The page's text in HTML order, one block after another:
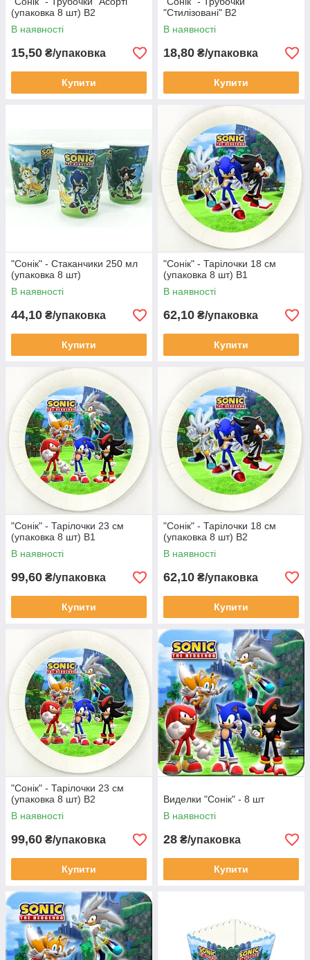
(упаковка 8 шт) В2
В наявності
15,50 ₴/упаковка
Купити
"Стилізовані" В2
В наявності
18,80 ₴/упаковка
Купити
"Сонік" - Стаканчики 250 мл
(упаковка 8 шт)
В наявності
44,10 ₴/упаковка
Купити
"Сонік" - Тарілочки 18 см
(упаковка 8 шт) В1
В наявності
62,10 ₴/упаковка
Купити
"Сонік" - Тарілочки 23 см
(упаковка 8 шт) В1
В наявності
99,60 ₴/упаковка
Купити
"Сонік" - Тарілочки 18 см
(упаковка 8 шт) В2
В наявності
62,10 ₴/упаковка
Купити
"Сонік" - Тарілочки 23 см
(упаковка 8 шт) В2
В наявності
99,60 ₴/упаковка
Купити
Виделки "Сонік" - 8 шт
В наявності
28 ₴/упаковка
Купити